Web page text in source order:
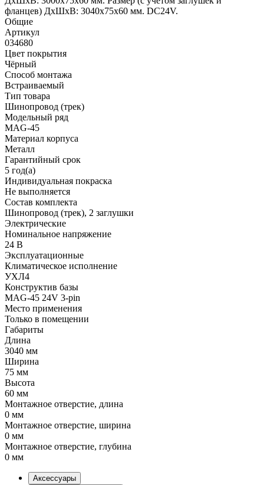
фланцев) ДxШxВ: 3040x75x60 мм. DC24V.
Общие
Артикул
034680
Цвет покрытия
Чёрный
Способ монтажа
Встраиваемый
Тип товара
Шинопровод (трек)
Модельный ряд
MAG-45
Материал корпуса
Металл
Гарантийный срок
5 год(а)
Индивидуальная покраска
Не выполняется
Состав комплекта
Шинопровод (трек), 2 заглушки
Электрические
Номинальное напряжение
24 В
Эксплуатационные
Климатическое исполнение
УХЛ4
Конструктив базы
MAG-45 24V 3-pin
Место применения
Только в помещении
Габариты
Длина
3040 мм
Ширина
75 мм
Высота
60 мм
Монтажное отверстие, длина
0 мм
Монтажное отверстие, ширина
0 мм
Монтажное отверстие, глубина
0 мм
Аксессуары